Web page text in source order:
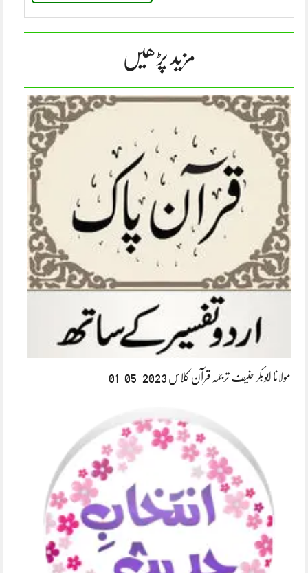
مزید پڑھیں
مولانا ابوبکر حنیف ترجمہ قرآن کلاس 2023-05-01